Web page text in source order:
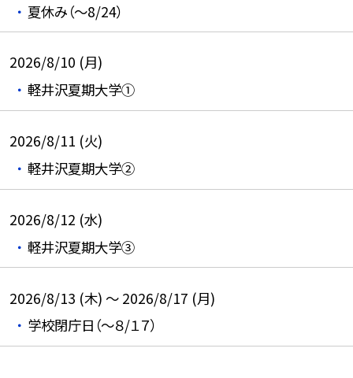
夏休み（～8/24）
2026/8/10 (月)
軽井沢夏期大学①
2026/8/11 (火)
軽井沢夏期大学②
2026/8/12 (水)
軽井沢夏期大学③
2026/8/13 (木) ～ 2026/8/17 (月)
学校閉庁日（～８/１７）